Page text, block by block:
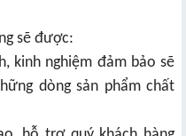
sẽ được:
kinh nghiệm đảm bảo sẽ
dòng sản phẩm chất